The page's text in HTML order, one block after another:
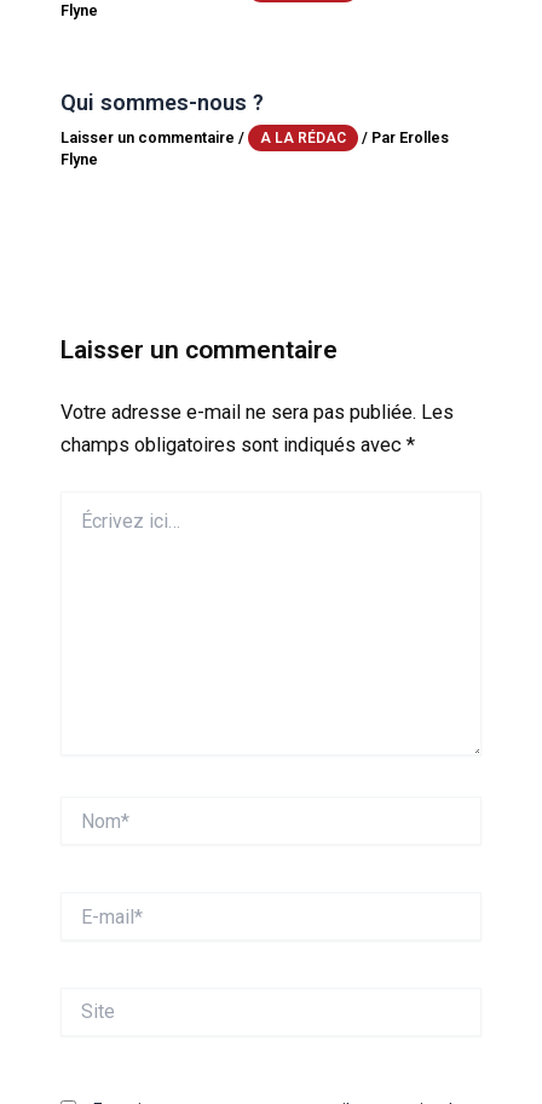
Flyne
Qui sommes-nous ?
Laisser un commentaire / A LA RÉDAC / Par Erolles
Flyne
Laisser un commentaire
Votre adresse e-mail ne sera pas publiée. Les
champs obligatoires sont indiqués avec *
ici…
mail*